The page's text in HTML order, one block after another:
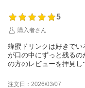
5
購入者さん
蜂蜜ドリンクは好きでい
が口の中にずっと残る
の方のレビューを拝見し
たので、購入してみま
味しくて、他の味も試し
注文日：2026/03/07